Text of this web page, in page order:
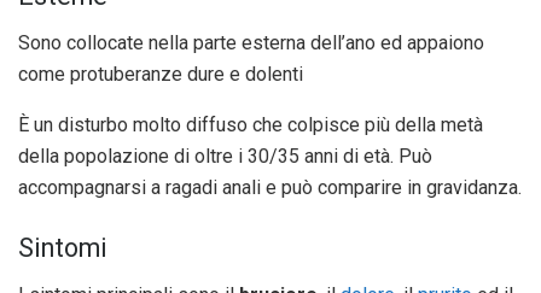
Sono collocate nella parte esterna dell’ano ed appaiono
come protuberanze dure e dolenti
È un disturbo molto diffuso che colpisce più della metà
della popolazione di oltre i 30/35 anni di età. Può
accompagnarsi a ragadi anali e può comparire in gravidanza.
Sintomi